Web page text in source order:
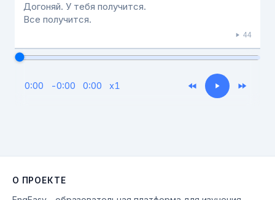
Догоняй. У тебя получится.
Все получится.
44
0:00 -0:00 0:00 x1
О ПРОЕКТЕ